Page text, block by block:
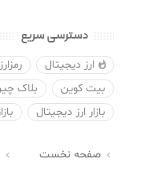
دسترسی سریع
 ارز دیجیتال رمزارز
بیت کوین
بلاک
بازار ارز دیجیتال
 صفحه نخست 